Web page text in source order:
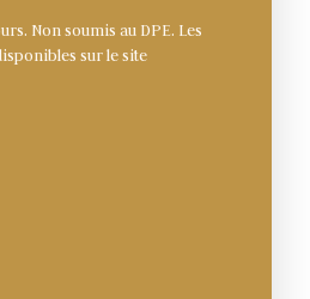
Non soumis au DPE. Les
sur le site